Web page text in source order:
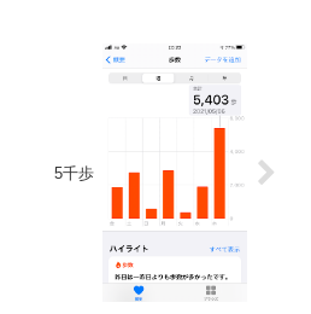
5千歩